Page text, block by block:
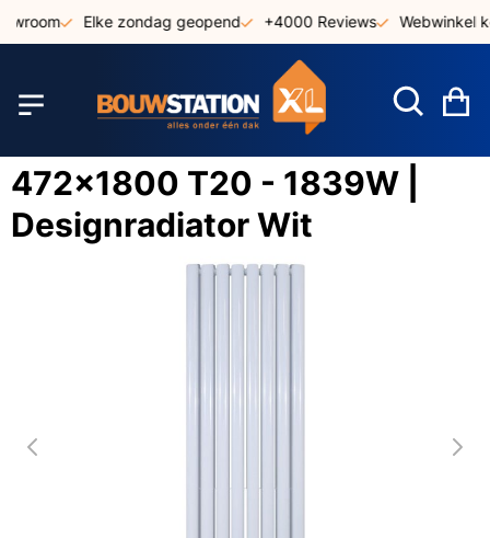
naar
Elke zondag geopend +4000 Reviews Webwinkel
472x1800 T20 - 1839W |
Designradiator Wit